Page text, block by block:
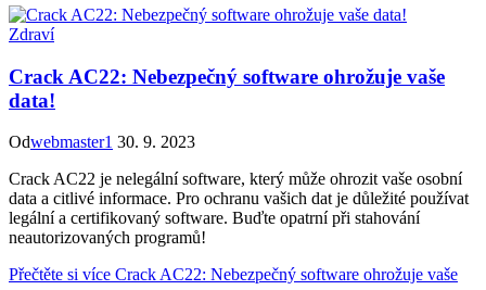
Zdraví
Crack AC22: Nebezpečný software ohrožuje vaše
data!
Odwebmaster1 30. 9. 2023
Crack AC22 je nelegální software, který může ohrozit vaše osobní
data a citlivé informace. Pro ochranu vašich dat je důležité používat
legální a certifikovaný software. Buďte opatrní při stahování
neautorizovaných programů!
Přečtěte si více Crack AC22: Nebezpečný software ohrožuje vaše